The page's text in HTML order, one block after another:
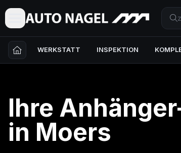
WERKSTATT INSPEKTION
Ihre Anhänger
in Moers